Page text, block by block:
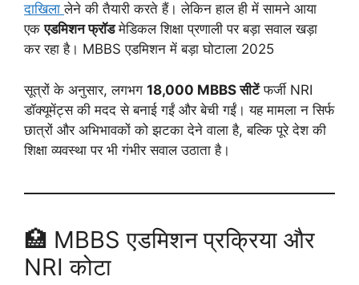
दाखिलालेने की तैयारी करते हैं। लेकिन हाल ही में सामने आया
एकएडमिशन फ्रॉडमेडिकल शिक्षा प्रणाली पर बड़ा सवाल खड़ा
कर रहा है। MBBS एडमिशन में बड़ा घोटाला 2025
सूत्रों के अनुसार, लगभग 18,000 MBBS सीटेंफर्जी NRI
डॉक्यूमेंट्स की मदद से बनाई गईं और बेची गईं। यह मामला न सिर्फ
छात्रों और अभिभावकों को झटका देने वाला है, बल्कि पूरे देश की
शिक्षा व्यवस्था पर भी गंभीर सवाल उठाता है।
🏥 MBBS एडमिशन प्रक्रिया और
NRI कोटा